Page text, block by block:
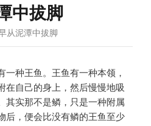
中拔脚
从泥潭中拔脚
种王鱼。王鱼有一种本领，
在自己的身上，然后慢慢地吸
其实那不是鳞，只是一种附属
后，便会比没有鳞的王鱼至少